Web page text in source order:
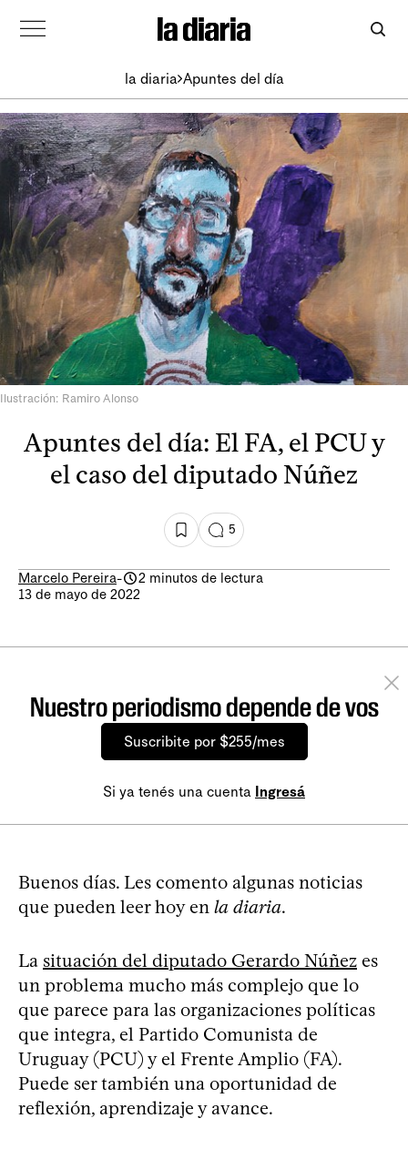
la diaria Apuntes del día
Ilustración: Ramiro Alonso
Apuntes del día: El FA, el PCU y
el caso del diputado Núñez
5
Marcelo Pereira-
2 minutos de lectura
13 de mayo de 2022
Nuestro periodismo depende de vos
Suscribite por $255/mes
Si ya tenés una cuenta Ingresá
Buenos días. Les comento algunas noticias
que pueden leer hoy en la diaria.
La situación del diputado Gerardo Núñez es
un problema mucho más complejo que lo
que parece para las organizaciones políticas
que integra, el Partido Comunista de
Uruguay (PCU) y el Frente Amplio (FA).
Puede ser también una oportunidad de
reflexión, aprendizaje y avance.